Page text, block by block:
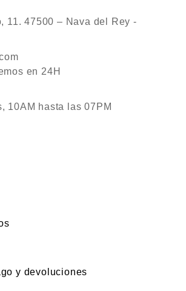
11. 47500 – Nava del Rey -
en 24H
10AM hasta las 07PM
y devoluciones